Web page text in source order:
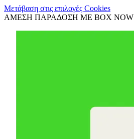
Μετάβαση στις επιλογές Cookies
ΑΜΕΣΗ ΠΑΡΑΔΟΣΗ ΜΕ BOX NOW